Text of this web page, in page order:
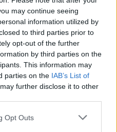
may continue seeing
information utilized by
to third parties prior to
opt-out of the further
by third parties on the
This information may
parties on the IAB’s List of
further disclose it to other
Opt Outs
bet
tame